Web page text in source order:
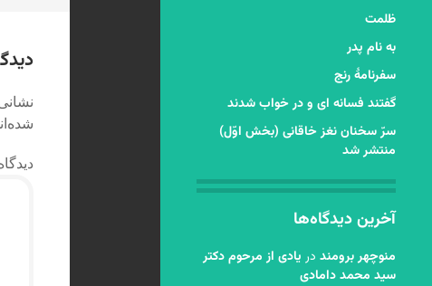
ظلمت
به نام پدر
سفرنامۀ رنج
گفتند فسانه ای و در خواب شدند
سرّ سخنان نغز خاقانی (بخش اوّل)
منتشر شد
آخرین دیدگاه‌ها
منوچهر برومند در یادی از مرحوم دکتر
سید محمد دامادی